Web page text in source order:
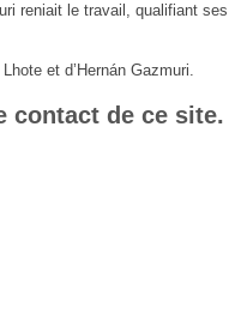
reniait le travail, qualifiant ses
et d’Hernán Gazmuri.
contact de ce site.